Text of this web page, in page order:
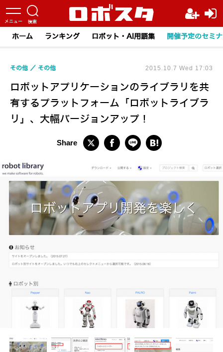
ホーム ランキング ロボット・AI用語集 開催予定のセミ
ロボットアプリケーションのライブラリを共
有するプラットフォーム「ロボットライブラ
リ」、大幅バージョンアップ！
その他 その他 2015.10.7 Wed 17:03